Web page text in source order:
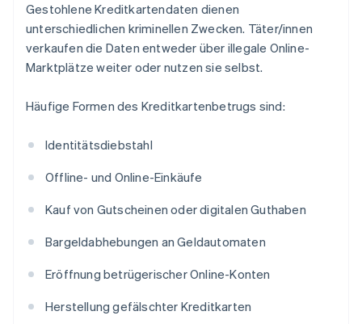
Gestohlene Kreditkartendaten dienen
unterschiedlichen kriminellen Zwecken. Täter/innen
verkaufen die Daten entweder über illegale Online-
Marktplätze weiter oder nutzen sie selbst.
Häufige Formen des Kreditkartenbetrugs sind:
Identitätsdiebstahl
Offline- und Online-Einkäufe
Kauf von Gutscheinen oder digitalen Guthaben
Bargeldabhebungen an Geldautomaten
Eröffnung betrügerischer Online-Konten
Herstellung gefälschter Kreditkarten